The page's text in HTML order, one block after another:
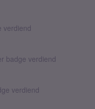
verdiend
badge verdiend
verdiend